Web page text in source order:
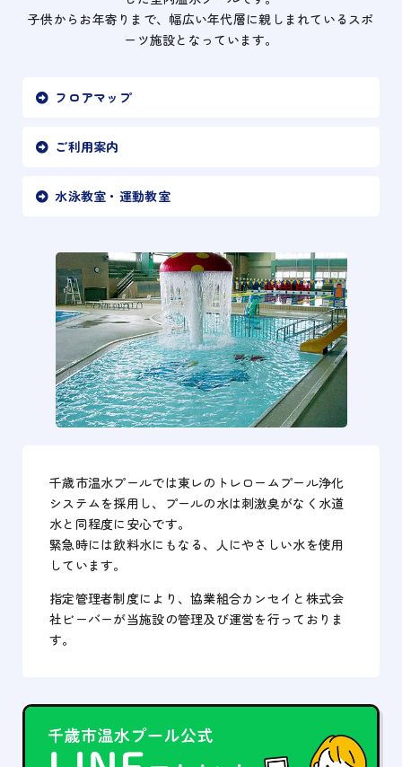
子供からお年寄りまで、幅広い年代層に親しまれているスポ
ーツ施設となっています。
フロアマップ
ご利用案内
水泳教室・運動教室
千歳市温水プールでは東レのトレロームプール浄化
システムを採用し、プールの水は刺激臭がなく水道
水と同程度に安心です。
緊急時には飲料水にもなる、人にやさしい水を使用
しています。
指定管理者制度により、協業組合カンセイと株式会
社ビーバーが当施設の管理及び運営を行っておりま
す。